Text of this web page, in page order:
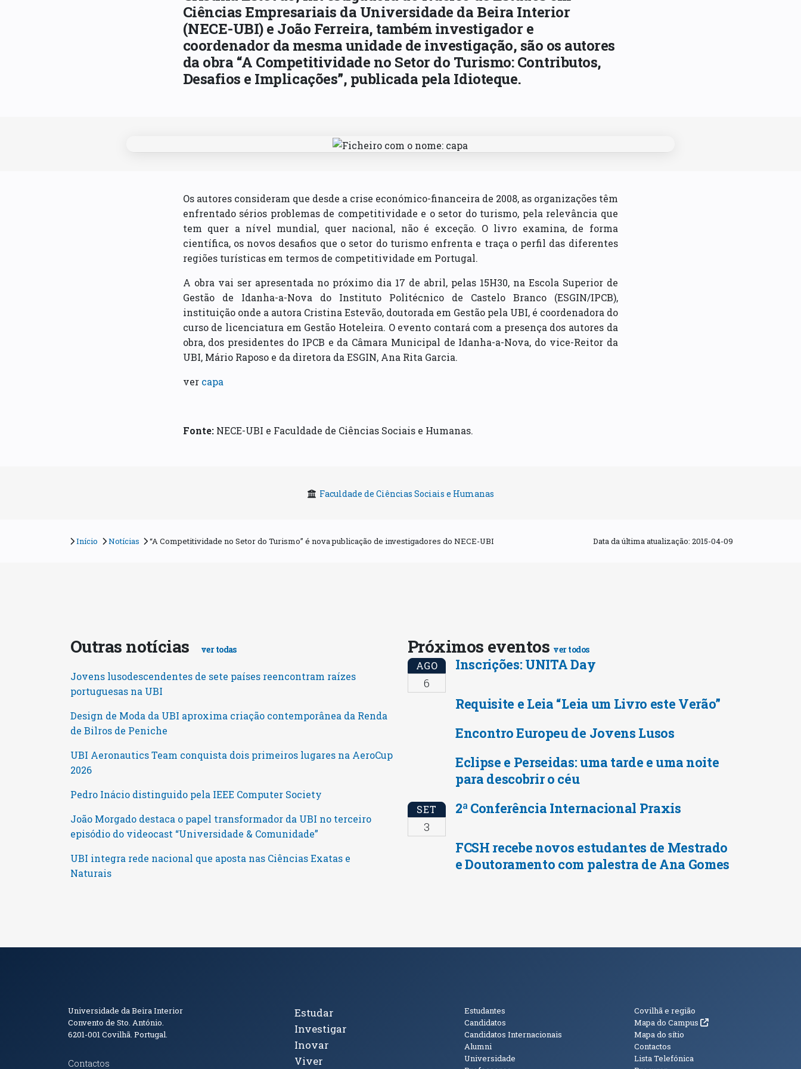
Ciências Empresariais da Universidade da Beira Interior
(NECE-UBI) e João Ferreira, também investigador e
coordenador da mesma unidade de investigação, são os autores
da obra “A Competitividade no Setor do Turismo: Contributos,
Desafios e Implicações”, publicada pela Idioteque.
Os autores consideram que desde a crise económico-financeira de 2008, as organizações têm
enfrentado sérios problemas de competitividade e o setor do turismo, pela relevância que
tem quer a nível mundial, quer nacional, não é exceção. O livro examina, de forma
científica, os novos desafios que o setor do turismo enfrenta e traça o perfil das diferentes
regiões turísticas em termos de competitividade em Portugal.
A obra vai ser apresentada no próximo dia 17 de abril, pelas 15H30, na Escola Superior de
Gestão de Idanha-a-Nova do Instituto Politécnico de Castelo Branco (ESGIN/IPCB),
instituição onde a autora Cristina Estevão, doutorada em Gestão pela UBI, é coordenadora do
curso de licenciatura em Gestão Hoteleira. O evento contará com a presença dos autores da
obra, dos presidentes do IPCB e da Câmara Municipal de Idanha-a-Nova, do vice-Reitor da
UBI, Mário Raposo e da diretora da ESGIN, Ana Rita Garcia.
ver capa
Fonte: NECE-UBI e Faculdade de Ciências Sociais e Humanas.
Faculdade de Ciências Sociais e Humanas
Início Notícias “A Competitividade no Setor do Turismo” é nova publicação de investigadores do NECE-UBI Data da última atualização: 2015-04-09
Outras notícias ver todas
Jovens lusodescendentes de sete países reencontram raízes
portuguesas na UBI
Design de Moda da UBI aproxima criação contemporânea da Renda
de Bilros de Peniche
UBI Aeronautics Team conquista dois primeiros lugares na AeroCup
2026
Pedro Inácio distinguido pela IEEE Computer Society
João Morgado destaca o papel transformador da UBI no terceiro
episódio do videocast “Universidade & Comunidade”
UBI integra rede nacional que aposta nas Ciências Exatas e
Naturais
Próximos eventos ver todos
AGO
6
Inscrições: UNITA Day
Requisite e Leia “Leia um Livro este Verão”
Encontro Europeu de Jovens Lusos
Eclipse e Perseidas: uma tarde e uma noite
para descobrir o céu
SET
3
2ª Conferência Internacional Praxis
FCSH recebe novos estudantes de Mestrado
e Doutoramento com palestra de Ana Gomes
Informações de Contacto
Universidade da Beira Interior
Convento de Sto. António.
6201-001Covilhã. Portugal.
Contactos
Tópicos Principais
Estudar
Investigar
Inovar
Viver
Públicos
Estudantes
Candidatos
Candidatos Internacionais
Alumni
Universidade
Informações
Covilhã e região
Mapa do Campus (abre em nova janela)
Mapa do sítio
Contactos
Lista Telefónica